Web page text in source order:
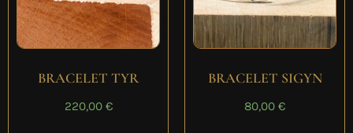
BRACELET TYR
220,00 €
BRACELET SIGYN
80,00 €